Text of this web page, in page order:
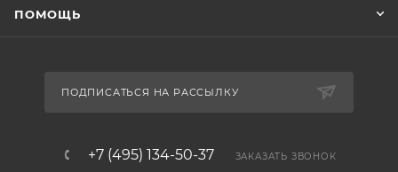
ПОМОЩЬ
ПОДПИСАТЬСЯ НА РАССЫЛКУ
+7 (495) 134-50-37 ЗАКАЗАТЬ ЗВОНОК